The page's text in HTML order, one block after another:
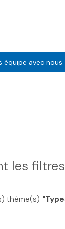
équipe avec nous
les
thème(s)